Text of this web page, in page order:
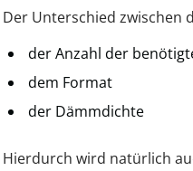
Der Unterschied zwischen
der Anzahl der
dem Format
der Dämmdichte
Hierdurch wird natürlich